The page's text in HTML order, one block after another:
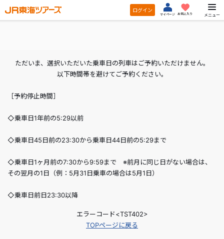
ログイン
マイページ お気に入り メニュー
ただいま、選択いただいた乗車日の列車はご予約いただけません。
以下時間帯を避けてご予約ください。
［予約停止時間］
◇乗車日1年前の5:29以前
◇乗車日45日前の23:30から乗車日44日前の5:29まで
◇乗車日1ヶ月前の7:30から9:59まで ※前月に同じ日がない場合は、
その翌月の1日（例：5月31日乗車の場合は5月1日）
◇乗車日前日23:30以降
エラーコード<TST402>
TOPページに戻る